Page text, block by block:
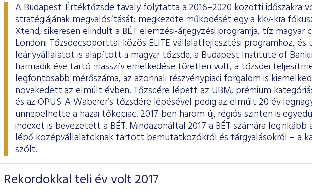
A Budapesti Értéktőzsde tavaly folytatta a 2016–2020 közötti időszakra
stratégiájának megvalósítását: megkezdte működését egy a kkv-kra
Xtend, sikeresen elindult a BÉT elemzési-árjegyzési programja, tíz
Londoni Tőzsdecsoporttal közös ELITE vállalatfejlesztési programhoz, és
leányvállalatot is alapított a magyar tőzsde, a Budapest Institute of
harmadik éve tartó masszív emelkedése töretlen volt, a tőzsdei
legfontosabb mérőszáma, az azonnali részvénypiaci forgalom is
növekedett az elmúlt évben. Tőzsdére lépett az UBM, prémium
és az OPUS. A Waberer’s tőzsdére lépésével pedig az elmúlt 20 év
ünnepelhette a hazai tőkepiac. 2017-ben három új, régiós szinten is
indexet is bevezetett a BÉT. Mindazonáltal 2017 a BÉT számára leginkább
lépő középvállalatoknak tartott bemutatkozókról és tárgyalásokról – a
szólt.
Rekordokkal teli év volt 2017